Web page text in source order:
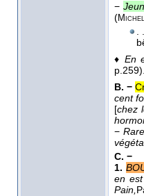
−
(
.
♦ En
p.259).
B. −
cent
[chez
−
C. −
1.
en
Pain,